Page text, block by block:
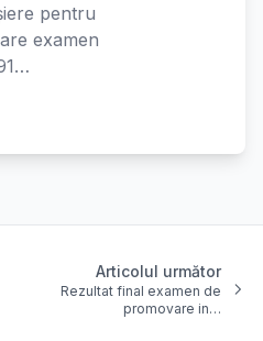
pentru
examen
Articolul următor
Rezultat final examen de
promovare in…